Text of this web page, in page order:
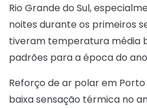
Rio Grande do Sul,
noites durante os primeiros
tiveram temperatura média
padrões para a época do
Reforço de ar polar em
baixa sensação térmica no